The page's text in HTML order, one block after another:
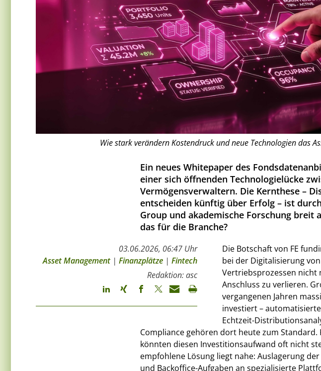
Wie stark verändern Kostendruck und neue Technologien das
Ein neues Whitepaper des
einer sich öffnenden Technologielücke
Vermögensverwaltern. Die Kernthese –
entscheiden künftig über Erfolg – ist
Group und akademische Forschung breit
das für die Branche?
03.06.2026, 06:47 Uhr
Asset Management| Finanzplätze | Fintech
Redaktion: asc
Die Botschaft von FE
bei der Digitalisierung
Vertriebsprozessen nicht
Anschluss zu verlieren.
vergangenen Jahren
investiert –
Echtzeit-
Compliance gehören dort heute zum
könnten diesen Investitionsaufwand oft nicht
empfohlene Lösung liegt nahe: Auslagerung
und Backoffice-Aufgaben an spezialisierte